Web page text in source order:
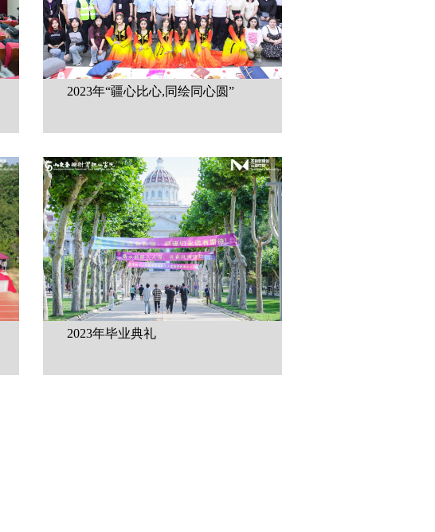
2023年“疆心比心,同绘同心圆”
2023年毕业典礼